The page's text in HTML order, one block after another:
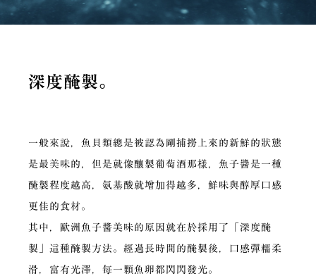
深度醃製。
一般來說，魚貝類總是被認為剛捕撈上來的新鮮的狀態
是最美味的，但是就像釀製葡萄酒那樣，魚子醬是一種
醃製程度越高，氨基酸就增加得越多，鮮味與醇厚口感
更佳的食材。
其中，歐洲魚子醬美味的原因就在於採用了「深度醃
製」這種醃製方法。經過長時間的醃製後，口感彈糯柔
滑，富有光澤，每一顆魚卵都閃閃發光。